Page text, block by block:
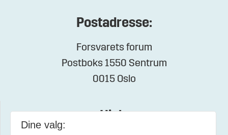
Postadresse:
Forsvarets forum
Postboks 1550 Sentrum
0015 Oslo
Dine valg: